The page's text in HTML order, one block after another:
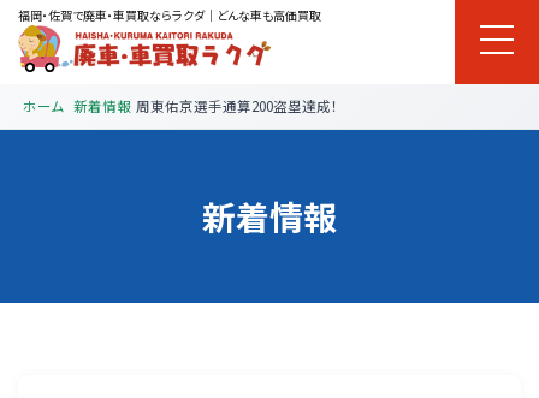
福岡・佐賀で廃車・車買取ならラクダ｜どんな車も高価買取
ホーム 新着情報 周東佑京選手通算200盗塁達成！
新着情報